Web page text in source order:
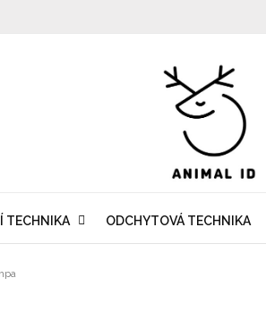
TECHNIKA ODCHYTOVÁ TECHNIKA